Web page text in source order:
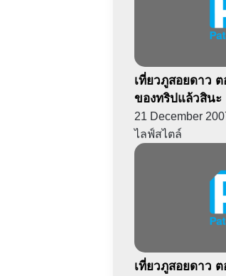
เที่ยวภูสอยดาว
ของทริปแล้วสินะ
21 December
ไลฟ์สไตล์
เที่ยวภูสอยดาว